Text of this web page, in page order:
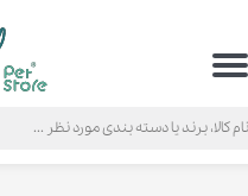
حساب کاربری من